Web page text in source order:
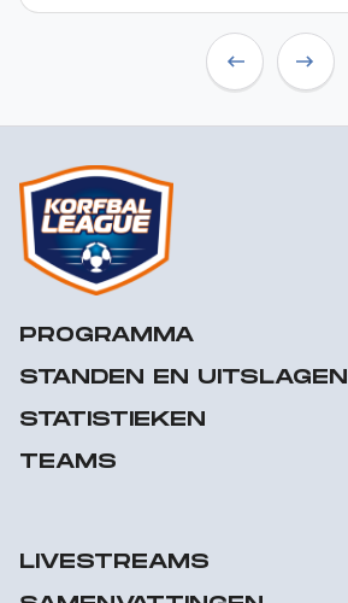
PROGRAMMA
STANDEN EN UITSLAGEN
STATISTIEKEN
TEAMS
LIVESTREAMS